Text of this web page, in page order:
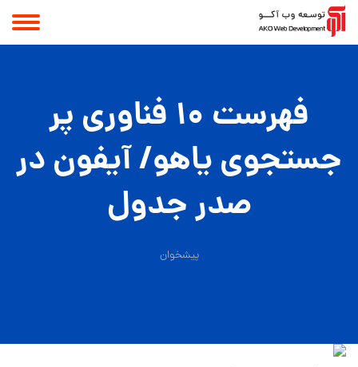
فهرست 10 فناوری پر
جستجوی یاهو/ آیفون در
صدر جدول
پیشخوان